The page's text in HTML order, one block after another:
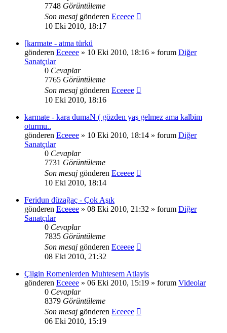
7748 Görüntüleme
Son mesaj gönderen Eceeee
10 Eki 2010, 18:17
[karmate - atma türkü
gönderen Eceeee » 10 Eki 2010, 18:16 » forum Diğer
Sanatçılar
0 Cevaplar
7765 Görüntüleme
Son mesaj gönderen Eceeee
10 Eki 2010, 18:16
karmate - kara dumaN ( gözden yaş gelmez ama kalbim
oturmu..
gönderen Eceeee » 10 Eki 2010, 18:14 » forum Diğer
Sanatçılar
0 Cevaplar
7731 Görüntüleme
Son mesaj gönderen Eceeee
10 Eki 2010, 18:14
Feridun düzağaç - Çok Aşık
gönderen Eceeee » 08 Eki 2010, 21:32 » forum Diğer
Sanatçılar
0 Cevaplar
7835 Görüntüleme
Son mesaj gönderen Eceeee
08 Eki 2010, 21:32
Çilgin Romenlerden Muhtesem Atlayis
gönderen Eceeee » 06 Eki 2010, 15:19 » forum Videolar
0 Cevaplar
8379 Görüntüleme
Son mesaj gönderen Eceeee
06 Eki 2010, 15:19